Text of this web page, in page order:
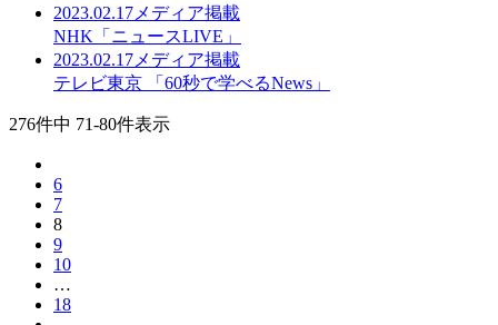
2023.02.17 メディア掲載
NHK「ニュースLIVE」
2023.02.17 メディア掲載
テレビ東京 「60秒で学べるNews」
276件中 71-80件表示
6
7
8
9
10
…
18